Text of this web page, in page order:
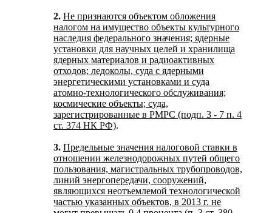
2. Не признаются объектом обложения
налогом на имущество объекты культурного
наследия федерального значения; ядерные
установки для научных целей и хранилища
ядерных материалов и радиоактивных
отходов; ледоколы, суда с ядерными
энергетическими установками и суда
атомно-технологического обслуживания;
космические объекты; суда,
зарегистрированные в РМРС (подп. 3 - 7 п. 4
ст. 374 НК РФ).
3. Предельные значения налоговой ставки в
отношении железнодорожных путей общего
пользования, магистральных трубопроводов,
линий энергопередачи, сооружений,
являющихся неотъемлемой технологической
частью указанных объектов, в 2013 г. не